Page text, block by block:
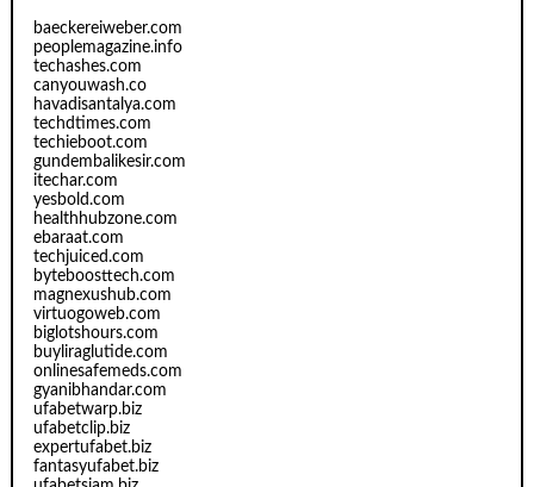
baeckereiweber.com
peoplemagazine.info
techashes.com
canyouwash.co
havadisantalya.com
techdtimes.com
techieboot.com
gundembalikesir.com
itechar.com
yesbold.com
healthhubzone.com
ebaraat.com
techjuiced.com
byteboosttech.com
magnexushub.com
virtuogoweb.com
biglotshours.com
buyliraglutide.com
onlinesafemeds.com
gyanibhandar.com
ufabetwarp.biz
ufabetclip.biz
expertufabet.biz
fantasyufabet.biz